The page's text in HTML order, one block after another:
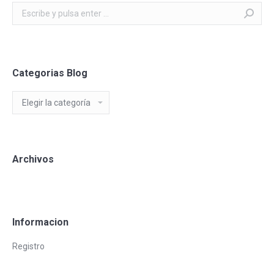
Buscar:
Categorias Blog
Categorias
Blog
Archivos
Informacion
Registro